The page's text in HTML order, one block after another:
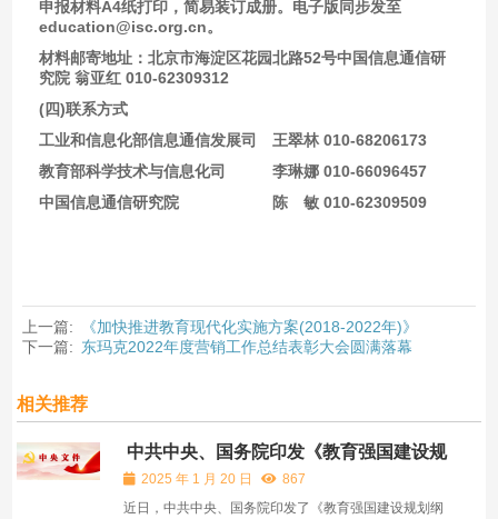
申报材料A4纸打印，简易装订成册。电子版同步发至
education@isc.org.cn。
材料邮寄地址：北京市海淀区花园北路52号中国信息通信研
究院 翁亚红 010-62309312
(四)联系方式
工业和信息化部信息通信发展司　王翠林 010-68206173
教育部科学技术与信息化司　　　李琳娜 010-66096457
中国信息通信研究院　　　　　　陈　敏 010-62309509
上一篇:
《加快推进教育现代化实施方案(2018-2022年)》
下一篇: 东玛克2022年度营销工作总结表彰大会圆满落幕
相关推荐
中共中央、国务院印发《教育强国建设规
划纲要（2024—2035年）》 加快建设中
国特色社会主义教育强国
2025 年 1 月 20 日
867
近日，中共中央、国务院印发了《教育强国建设规划纲